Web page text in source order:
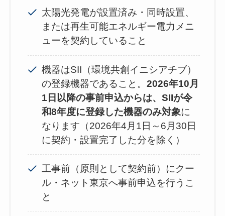
太陽光発電が設置済み・同時設置、
または再生可能エネルギー電力メニ
ューを契約していること
機器はSII（環境共創イニシアチブ）
の登録機器であること。2026年10月
1日以降の事前申込からは、SIIが令
和8年度に登録した機器のみ対象に
なります（2026年4月1日～6月30日
に契約・設置完了した分を除く）
工事前（原則として契約前）にクー
ル・ネット東京へ事前申込を行うこ
と